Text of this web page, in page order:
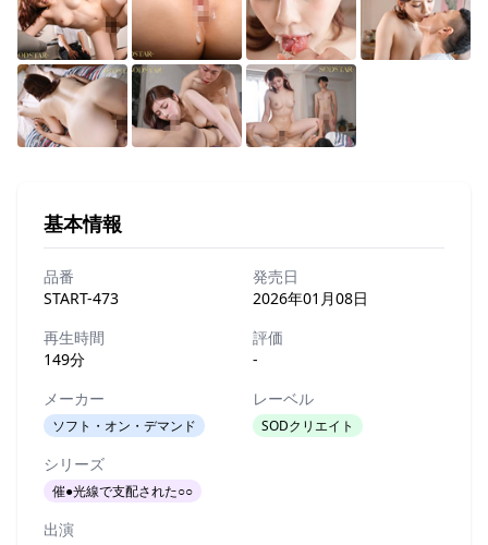
基本情報
品番
START-473
発売日
2026年01月08日
再生時間
149分
評価
-
メーカー
ソフト・オン・デマンド
レーベル
SODクリエイト
シリーズ
催●光線で支配された○○
出演